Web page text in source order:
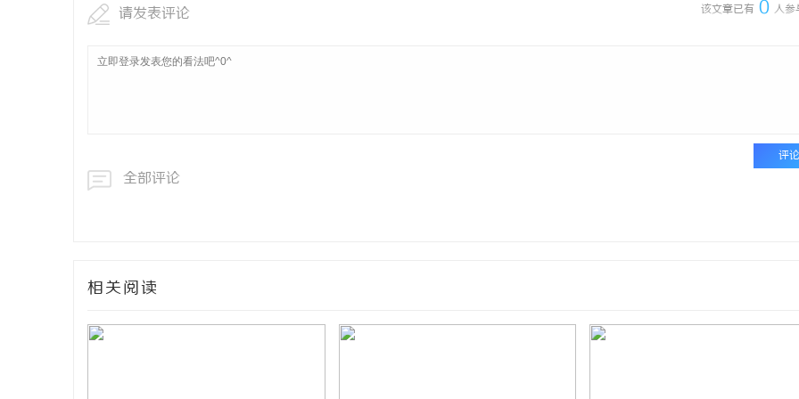
该文章已有 0 人参
请发表评论
评论
全部评论
相关阅读